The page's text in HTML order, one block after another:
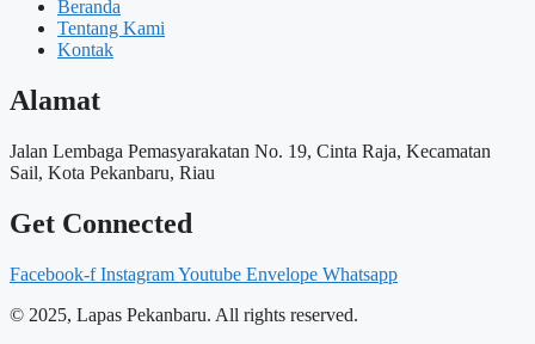
Beranda
Tentang Kami
Kontak
Alamat
Jalan Lembaga Pemasyarakatan No. 19, Cinta Raja, Kecamatan
Sail, Kota Pekanbaru, Riau
Get Connected
Facebook-f InstagramYoutube Envelope Whatsapp
© 2025, Lapas Pekanbaru. All rights reserved.